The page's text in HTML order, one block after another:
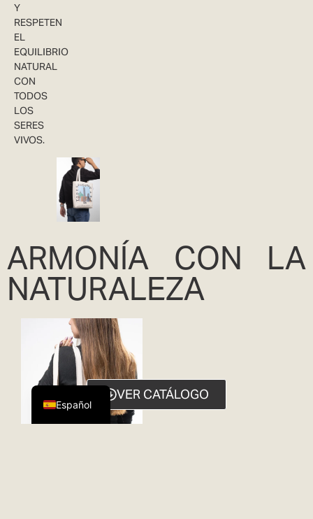
Y
RESPETEN
EL
EQUILIBRIO
NATURAL
CON
TODOS
LOS
SERES
VIVOS.
ARMONÍA CON LA
NATURALEZA
VER CATÁLOGO
Español
English